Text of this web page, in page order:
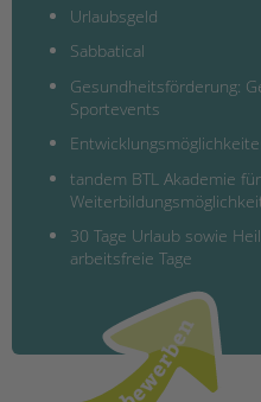
Urlaubsgeld
Sabbatical
Gesundheitsförderung:
Sportevents
tandem BTL Akademie
30 Tage Urlaub sowie
arbeitsfreie Tage